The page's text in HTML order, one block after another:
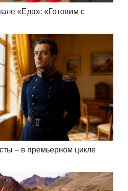
«Еда»: «Готовим с
– в премьерном цикле